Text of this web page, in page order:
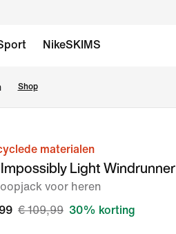
NikeSKIMS
Shop
materialen
Light Windrunner
voor heren
€ 109,99 30% korting